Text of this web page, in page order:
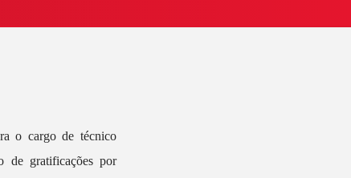
o cargo de técnico
de gratificações por